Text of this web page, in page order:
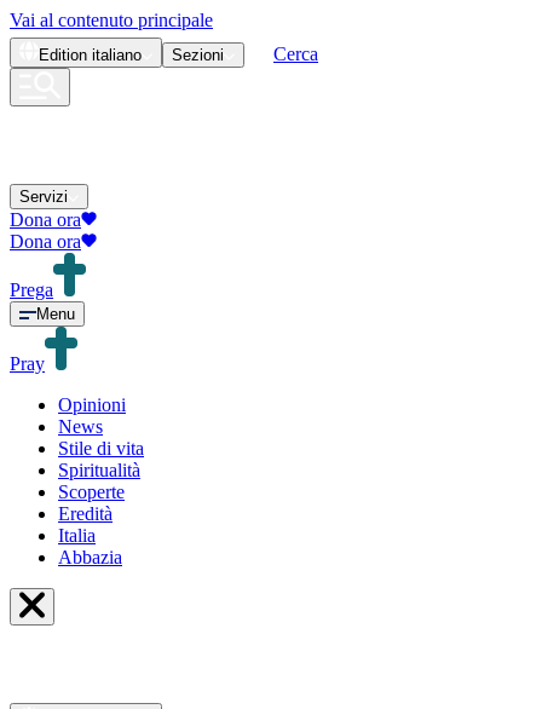
Vai al contenuto principale
Edition italiano Sezioni Cerca
Servizi
Dona ora
Dona ora
Prega
Menu
Pray
Opinioni
News
Stile di vita
Spiritualità
Scoperte
Eredità
Italia
Abbazia